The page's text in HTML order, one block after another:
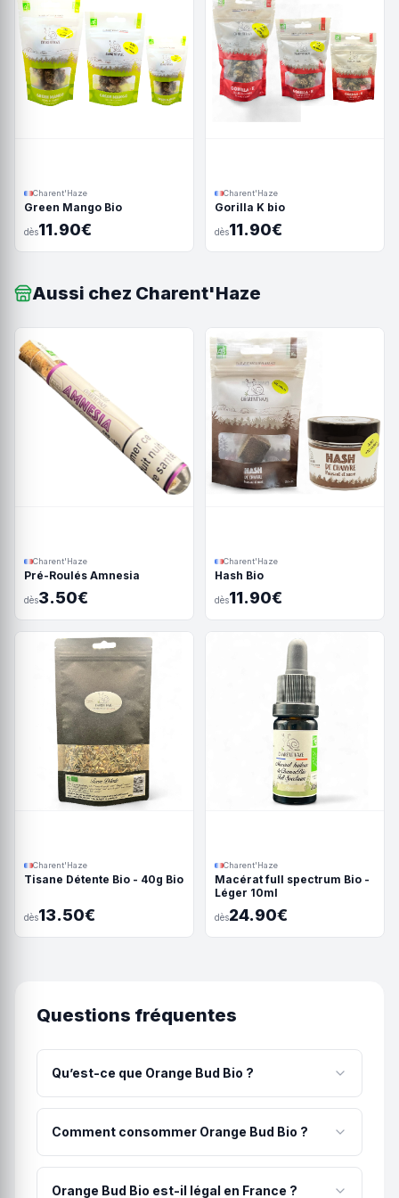
Charent'Haze
Green Mango Bio
dès11.90€
Charent'Haze
Gorilla K bio
dès11.90€
Aussi chez Charent'Haze
Charent'Haze
Pré-Roulés Amnesia
dès3.50€
Charent'Haze
Hash Bio
dès11.90€
Charent'Haze
Tisane Détente Bio - 40g Bio
dès13.50€
Charent'Haze
Macérat full spectrum Bio -
Léger 10ml
dès24.90€
Questions fréquentes
Qu’est-ce que Orange Bud Bio ?
Fleurs compactes, Odeur douce et acidulée.
Parfum de fleurs, d'agrumes, et de cannelle
plein champ, sans ajout d'engrais chimique ni de
pesticides. Elles sont certifiées Agriculture
Comment consommer Orange Bud Bio ?
La méthode recommandée pour Orange Bud Bio
est la vaporisation (180-200°C) ou infusion avec
Orange Bud Bio est-il légal en France ?